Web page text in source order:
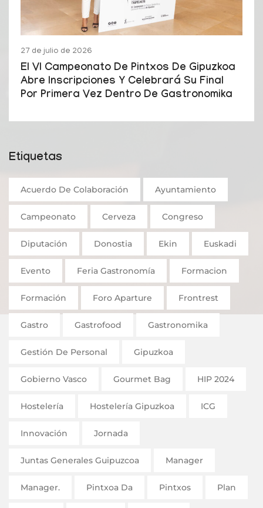
27 de julio de 2026
El VI Campeonato De Pintxos De Gipuzkoa
Abre Inscripciones Y Celebrará Su Final
Por Primera Vez Dentro De Gastronomika
Etiquetas
Acuerdo De Colaboración Ayuntamiento
Campeonato Cerveza Congreso
Diputación Donostia Ekin Euskadi
Evento Feria Gastronomía Formacion
Formación Foro Aparture Frontrest
Gastro Gastrofood Gastronomika
Gestión De Personal Gipuzkoa
Gobierno Vasco Gourmet Bag HIP 2024
Hostelería Hostelería Gipuzkoa ICG
Innovación Jornada
Juntas Generales Guipuzcoa Manager
Manager. Pintxoa Da Pintxos Plan